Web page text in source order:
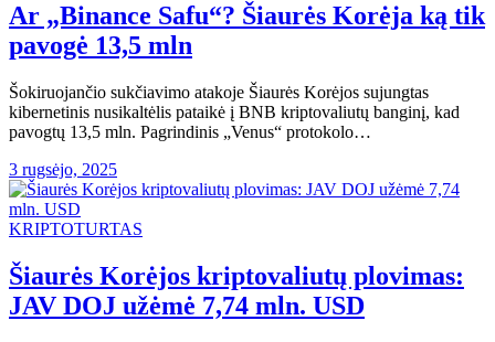
Ar „Binance Safu“? Šiaurės Korėja ką tik
pavogė 13,5 mln
Šokiruojančio sukčiavimo atakoje Šiaurės Korėjos sujungtas
kibernetinis nusikaltėlis pataikė į BNB kriptovaliutų banginį, kad
pavogtų 13,5 mln. Pagrindinis „Venus“ protokolo…
3 rugsėjo, 2025
KRIPTOTURTAS
Šiaurės Korėjos kriptovaliutų plovimas:
JAV DOJ užėmė 7,74 mln. USD